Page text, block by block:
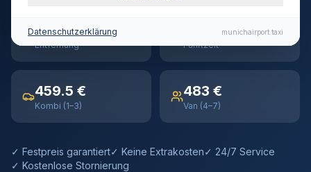
215 km
Entfernung
~142 min
Fahrtzeit
459.5 €
Kombi (1–3)
483 €
Van (4–7)
✓ Festpreis garantiert✓ Keine Extrakosten✓ 24/7 Service
✓ Kostenlose Stornierung
Datenschutzerklärung munichairport.taxi